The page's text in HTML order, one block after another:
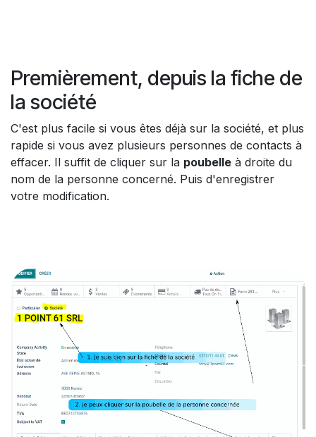
Premièrement, depuis la fiche de
la société
C'est plus facile si vous êtes déjà sur la société, et plus
rapide si vous avez plusieurs personnes de contacts à
effacer. Il suffit de cliquer sur la poubelle à droite du
nom de la personne concerné. Puis d'enregistrer
votre modification.